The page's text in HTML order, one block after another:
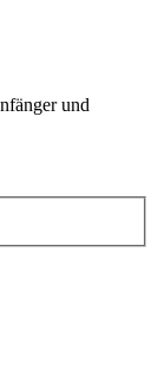
und